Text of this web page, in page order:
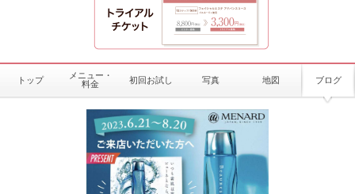
トップ
メニュー・
料金
初回お試し 写真 地図 ブログ